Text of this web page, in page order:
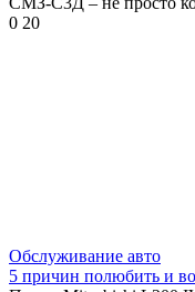
0 20
Обслуживание авто
5 причин полюбить и